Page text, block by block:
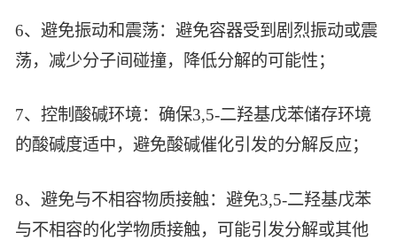
6、避免振动和震荡：避免容器受到剧烈振动或震
荡，减少分子间碰撞，降低分解的可能性；
7、控制酸碱环境：确保3,5-二羟基戊苯储存环境
的酸碱度适中，避免酸碱催化引发的分解反应；
8、避免与不相容物质接触：避免3,5-二羟基戊苯
与不相容的化学物质接触，可能引发分解或其他